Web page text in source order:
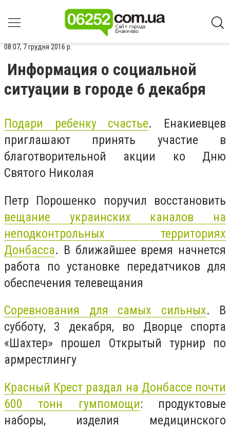
08:07, 7 грудня 2016 р.
Информация о социальной
ситуации в городе 6 декабря
Подари ребенку счастье. Енакиевцев
приглашают принять участие в
благотворительной акции ко Дню
Святого Николая
Петр Порошенко поручил восстановить
вещание украинских каналов на
неподконтрольных территориях
Донбасса. В ближайшее время начнется
работа по установке передатчиков для
обеспечения телевещания
Соревнования для самых сильных. В
субботу, 3 декабря, во Дворце спорта
«Шахтер» прошел Открытый турнир по
армрестлингу
Красный Крест раздал на Донбассе почти
600 тонн гумпомощи: продуктовые
наборы, изделия медицинского